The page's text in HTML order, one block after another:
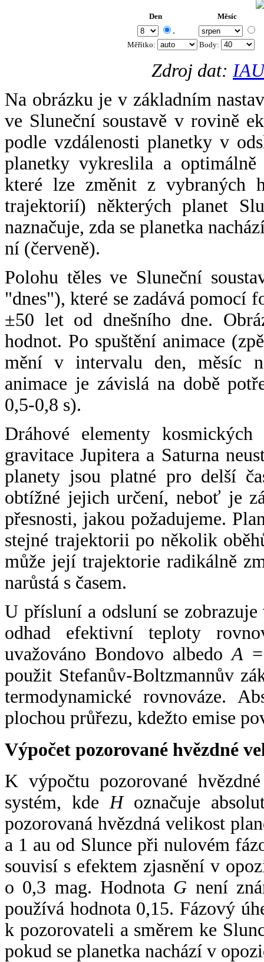
Den Měsíc
.
Měřítko: Body:
Zdroj dat:
Na obrázku je v základním
ve Sluneční soustavě v rovině
podle vzdálenosti planetky v
planetky vykreslila a
které lze změnit z vybraných
trajektorií) některých planet
naznačuje, zda se planetka
ní (červeně).
Polohu těles ve Sluneční
"dnes"), které se zadává pomocí
±50 let od dnešního dne.
hodnot. Po spuštění animace
mění v intervalu den, měsíc
animace je závislá na době
0,5-0,8 s).
Dráhové elementy
gravitace Jupitera a Saturna
planety jsou platné pro delší
obtížné jejich určení, neboť je
přesnosti, jakou požadujeme.
stejné trajektorii po několik
může její trajektorie radikálně
narůstá s časem.
U přísluní a odsluní se
odhad efektivní teploty
uvažováno Bondovo albedoA
použit Stefanův-Boltzmannův
termodynamické rovnováze.
plochou průřezu, kdežto emise
Výpočet pozorované hvězdné
K výpočtu pozorované
systém, kde Hoznačuje
pozorovaná hvězdná velikost
a 1 au od Slunce při nulovém
souvisí s efektem zjasnění v
o 0,3 mag. Hodnota G není
používá hodnota 0,15. Fázový
k pozorovateli a směrem ke
pokud se planetka nachází v